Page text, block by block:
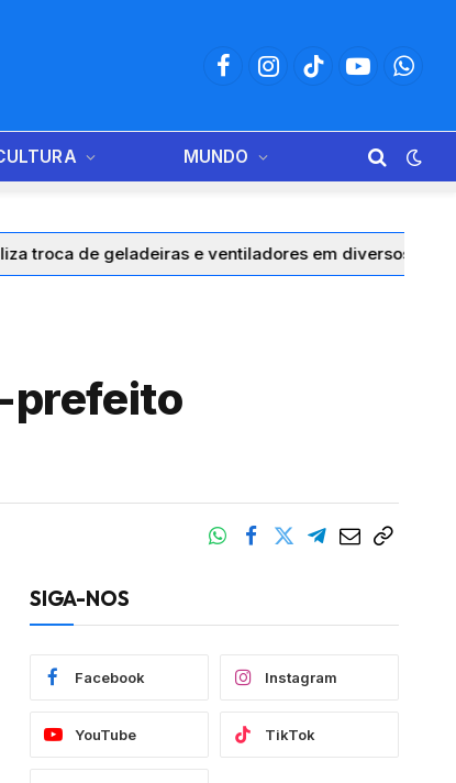
FacebookInstagramTikTokYouTube
MUNDO
geladeiras e ventiladores em diversos municípios do
prefeito
SIGA-NOS
Facebook Instagram
YouTube TikTok